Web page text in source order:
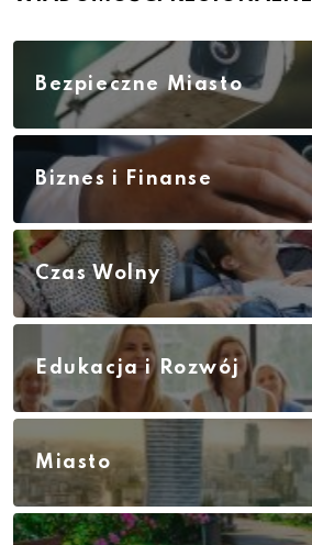
Bezpieczne Miasto
Biznes i Finanse
Czas Wolny
Edukacja i Rozwój
Miasto